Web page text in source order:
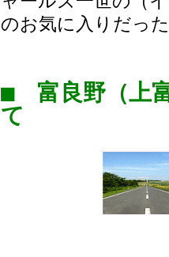
のお気に入りだっ
■ 富良野（上
て